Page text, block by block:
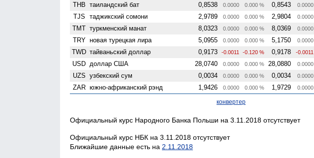
THB таиландский бат 0,8538 0.0000 0.000 % 0,8543 0.0000
TJS таджикский сомони 2,9789 0.0000 0.000 % 2,9804 0.0000
TMT туркменский манат 8,0323 0.0000 0.000 % 8,0369 0.0000
TRY новая турецкая лира 5,0955 0.0000 0.000 % 5,1750 0.0000
TWD тайваньский доллар 0,9173 -0.0011 -0.120 % 0,9178 -0.0011
USD доллар США 28,0740 0.0000 0.000 % 28,0880 0.0000
UZS узбекский сум 0,0034 0.0000 0.000 % 0,0034 0.0000
ZAR южно-африканский рэнд 1,9426 0.0000 0.000 % 1,9729 0.0000
конвертер
Официальный курс Народного Банка Польши на 3.11.2018 отсутствует
Официальный курс НБК на 3.11.2018 отсутствует
Ближайшие данные есть на 2.11.2018